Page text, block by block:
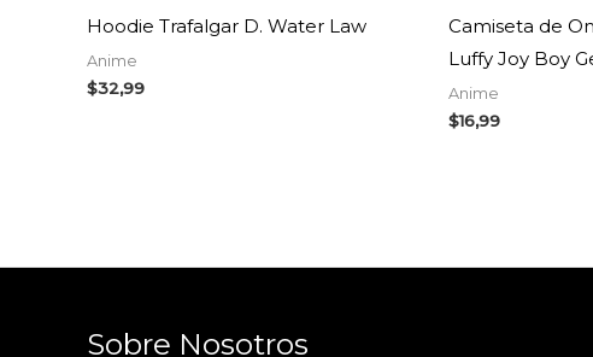
Hoodie Trafalgar D. Water Law
Anime
$32,99
Camiseta de
Luffy Joy Boy
Anime
$16,99
Sobre Nosotros